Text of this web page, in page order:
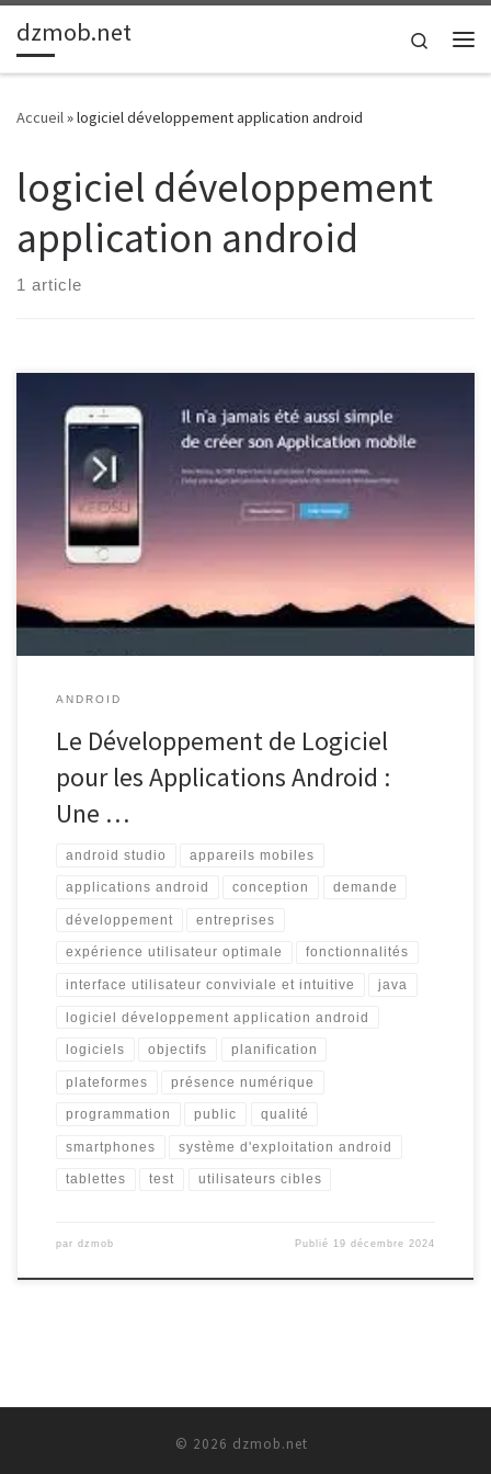
Passer au contenu
dzmob.net
Search
Accueil»logiciel développement application android
logiciel développement
application android
1 article
Article: Développement de Logiciels pour Applications Android
Développement de Logiciels pour Applications Android Le
développement d’applications Android est devenu un élément
essentiel pour les entreprises cherchant à étendre leur présence
numérique et à atteindre un public plus large. Avec la popularité
croissante des appareils mobiles fonctionnant sous le système
d’exploitation […]
ANDROID
Le Développement de Logiciel
pour les Applications Android :
Une …
android studio appareils mobiles
applications android conception demande
développement entreprises
expérience utilisateur optimale fonctionnalités
interface utilisateur conviviale et intuitive java
logiciel développement application android
logiciels objectifs planification
plateformes présence numérique
programmation public qualité
smartphones système d'exploitation android
tablettes test utilisateurs cibles
par dzmob Publié 19 décembre 2024
© 2026 dzmob.net